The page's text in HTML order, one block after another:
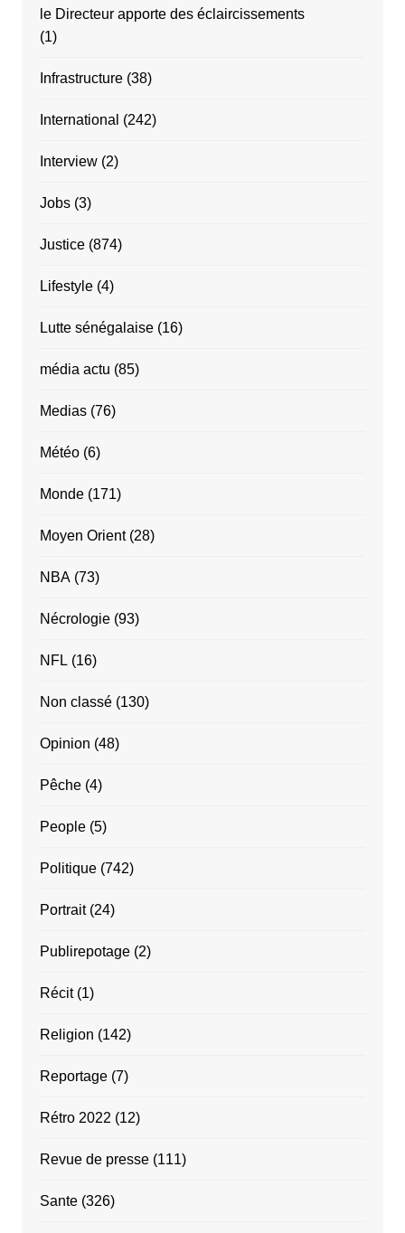
le Directeur apporte des éclaircissements
(1)
Infrastructure(38)
International (242)
Interview(2)
Jobs(3)
Justice(874)
Lifestyle(4)
Lutte sénégalaise(16)
média actu (85)
Medias(76)
Météo(6)
Monde(171)
Moyen Orient(28)
NBA(73)
Nécrologie(93)
NFL (16)
Non classé(130)
Opinion (48)
Pêche(4)
People(5)
Politique(742)
Portrait(24)
Publirepotage(2)
Récit(1)
Religion (142)
Reportage(7)
Rétro 2022 (12)
Revue de presse(111)
Sante(326)